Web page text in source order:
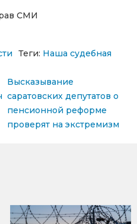
СМИ
Теги: Наша судебная
Высказывание
саратовских депутатов о
пенсионной реформе
проверят на экстремизм